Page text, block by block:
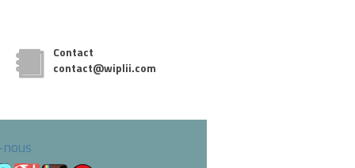
Contact
contact@wiplii.com